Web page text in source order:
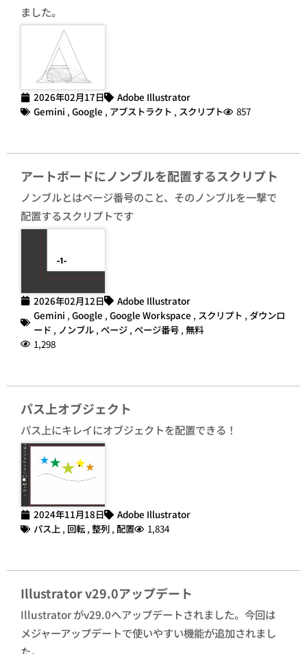
ました。
2026年02月17日
Adobe Illustrator
Gemini , Google , アブストラクト , スクリプト 857
アートボードにノンブルを配置するスクリプト
ノンブルとはページ番号のこと、そのノンブルを一撃で
配置するスクリプトです
2026年02月12日
Adobe Illustrator
Gemini , Google , Google Workspace , スクリプト , ダウンロ
ード , ノンブル , ページ , ページ番号 , 無料
1,298
パス上オブジェクト
パス上にキレイにオブジェクトを配置できる！
2024年11月18日
Adobe Illustrator
パス上 , 回転 , 整列 , 配置 1,834
Illustrator v29.0アップデート
Illustrator がv29.0へアップデートされました。今回は
メジャーアップデートで使いやすい機能が追加されまし